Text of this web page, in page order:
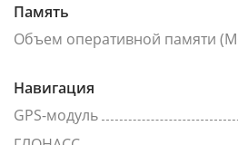
Память
Объем оперативной памяти
Навигация
GPS-модуль